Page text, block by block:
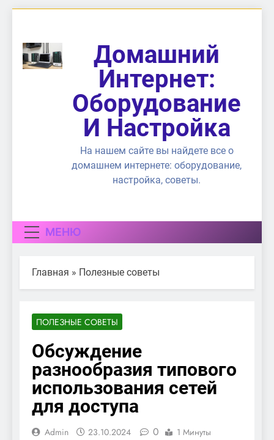
содержимому
Домашний
Интернет:
Оборудование
И Настройка
На нашем сайте вы найдете все о
домашнем интернете: оборудование,
настройка, советы.
МЕНЮ
Главная » Полезные советы
ПОЛЕЗНЫЕ СОВЕТЫ
Обсуждение
разнообразия типового
использования сетей
для доступа
Admin 23.10.2024 0 1 Минуты